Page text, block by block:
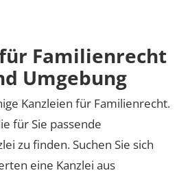
Familienrecht
Umgebung
Kanzleien für Familienrecht.
für Sie passende
zu finden. Suchen Sie sich
eine Kanzlei aus